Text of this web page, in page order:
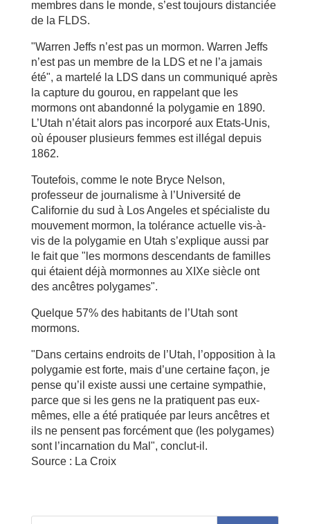
membres dans le monde, s’est toujours distanciée
de la FLDS.
"Warren Jeffs n’est pas un mormon. Warren Jeffs
n’est pas un membre de la LDS et ne l’a jamais
été", a martelé la LDS dans un communiqué après
la capture du gourou, en rappelant que les
mormons ont abandonné la polygamie en 1890.
L’Utah n’était alors pas incorporé aux Etats-Unis,
où épouser plusieurs femmes est illégal depuis
1862.
Toutefois, comme le note Bryce Nelson,
professeur de journalisme à l’Université de
Californie du sud à Los Angeles et spécialiste du
mouvement mormon, la tolérance actuelle vis-à-
vis de la polygamie en Utah s’explique aussi par
le fait que "les mormons descendants de familles
qui étaient déjà mormonnes au XIXe siècle ont
des ancêtres polygames".
Quelque 57% des habitants de l’Utah sont
mormons.
"Dans certains endroits de l’Utah, l’opposition à la
polygamie est forte, mais d’une certaine façon, je
pense qu’il existe aussi une certaine sympathie,
parce que si les gens ne la pratiquent pas eux-
mêmes, elle a été pratiquée par leurs ancêtres et
ils ne pensent pas forcément que (les polygames)
sont l’incarnation du Mal", conclut-il.
Source : La Croix